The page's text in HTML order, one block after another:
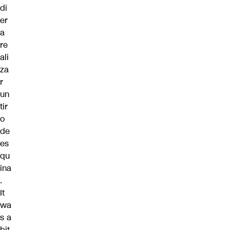
di
er
a
re
ali
za
r
un
tir
o
de
es
qu
ina
.
It
wa
s a